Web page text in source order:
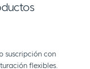
suscripción con
flexibles.